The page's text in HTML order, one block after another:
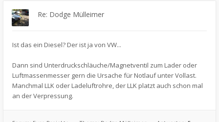
Re: Dodge Mülleimer
Ist das ein Diesel? Der ist ja von VW...
Dann sind Unterdruckschläuche/Magnetventil zum Lader oder
Luftmassenmesser gern die Ursache für Notlauf unter Vollast.
Manchmal LLK oder Ladeluftrohre, der LLK platzt auch schon mal
an der Verpressung.